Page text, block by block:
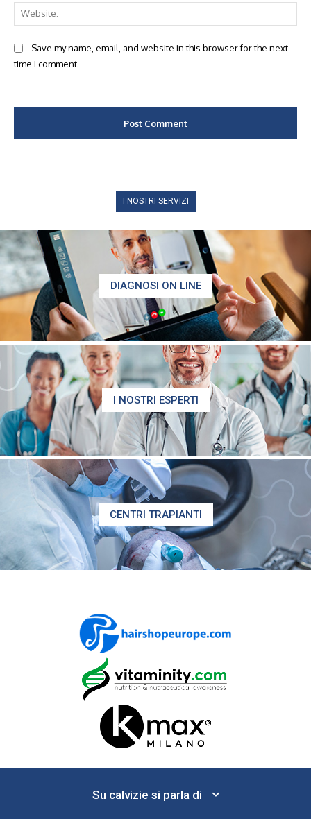
Save my name, email, and website in this browser for the next
time I comment.
I NOSTRI SERVIZI
DIAGNOSI ON LINE
I NOSTRI ESPERTI
CENTRI TRAPIANTI
Su calvizie si parla di